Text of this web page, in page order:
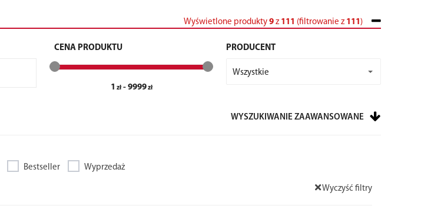
Wyświetlone produkty 9 z 111 (filtrowanie z 111 )
CENA PRODUKTU
1 - 9999
PRODUCENT
Wszystkie
WYSZUKIWANIE ZAAWANSOWANE
Bestseller Wyprzedaż
Wyczyść filtry